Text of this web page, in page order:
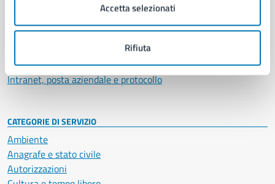
Accetta selezionati
Rifiuta
Enti e fondazioni
Politici
Documenti e dati
Intranet, posta aziendale e protocollo
CATEGORIE DI SERVIZIO
Ambiente
Anagrafe e stato civile
Autorizzazioni